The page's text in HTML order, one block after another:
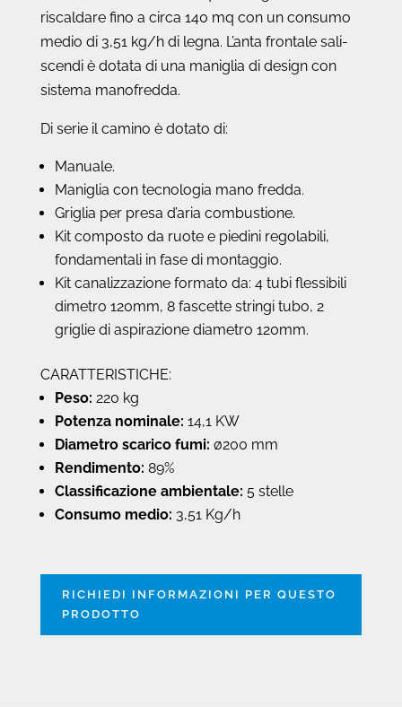
riscaldare fino a circa 140 mq con un consumo
medio di 3,51 kg/h di legna. L’anta frontale sali-
scendi è dotata di una maniglia di design con
sistema manofredda.
Di serie il camino è dotato di:
Manuale.
Maniglia con tecnologia mano fredda.
Griglia per presa d’aria combustione.
Kit composto da ruote e piedini regolabili,
fondamentali in fase di montaggio.
Kit canalizzazione formato da: 4 tubi flessibili
dimetro 120mm, 8 fascette stringi tubo, 2
griglie di aspirazione diametro 120mm.
CARATTERISTICHE:
Peso: 220 kg
Potenza nominale: 14,1 KW
Diametro scarico fumi: ø200 mm
Rendimento: 89%
Classificazione ambientale: 5 stelle
Consumo medio: 3,51 Kg/h
RICHIEDI INFORMAZIONI PER QUESTO
PRODOTTO